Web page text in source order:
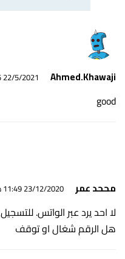
Ahmed.Khawaji 22/5/2021 8:25 م
good
مححد عمر 23/12/2020 11:49 ص
لا احد يرد عبر الواتس. للتسجيل
هل الرقم شغال او توقف